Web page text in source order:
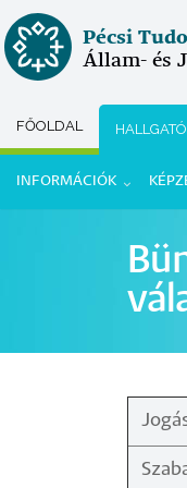
Ugrás
a
tartalomra
Pécsi
Állam- és
Submenu
selector
FŐOLDAL
Hallgatói
INFORMÁCIÓK